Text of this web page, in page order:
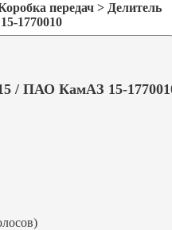
передач > Делитель
1770010
/ ПАО КамАЗ 15-